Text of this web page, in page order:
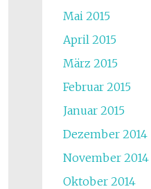
Mai 2015
April 2015
März 2015
Februar 2015
Januar 2015
Dezember 2014
November 2014
Oktober 2014